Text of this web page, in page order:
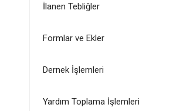
İlanen Tebliğler
Formlar ve Ekler
Dernek İşlemleri
Yardım Toplama İşlemleri